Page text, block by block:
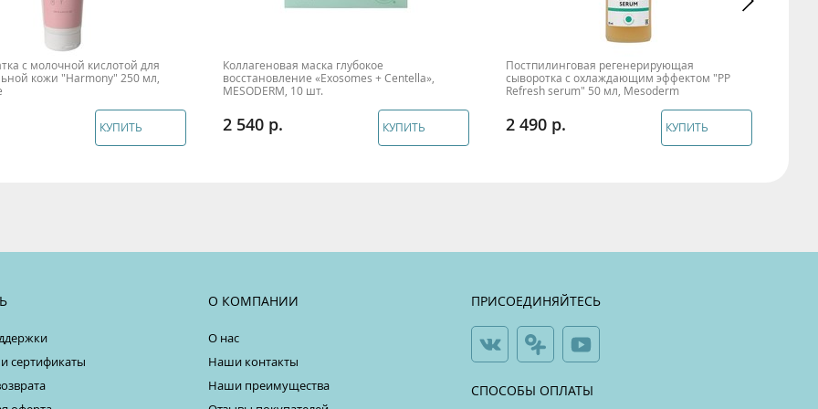
с молочной кислотой для
кожи "Harmony" 250 мл,
КУПИТЬ
Коллагеновая маска глубокое
восстановление «Exosomes + Centella»,
MESODERM, 10 шт.
2 540 КУПИТЬ
Постпилинговая регенерирующая
сыворотка с охлаждающим эффектом "PP
Refresh serum" 50 мл, Mesoderm
2 490 КУПИТЬ
сертификаты
О КОМПАНИИ
О нас
Наши контакты
Наши преимущества
ПРИСОЕДИНЯЙТЕСЬ
СПОСОБЫ ОПЛАТЫ